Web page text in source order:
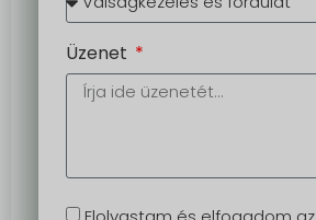
Üzenet